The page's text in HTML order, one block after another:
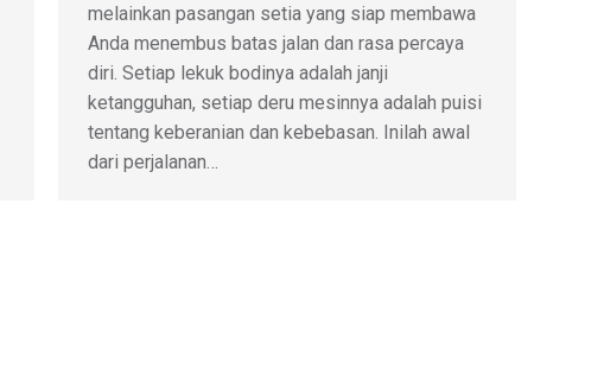
melainkan pasangan setia yang siap membawa
Anda menembus batas jalan dan rasa percaya
diri. Setiap lekuk bodinya adalah janji
ketangguhan, setiap deru mesinnya adalah puisi
tentang keberanian dan kebebasan. Inilah awal
dari perjalanan…